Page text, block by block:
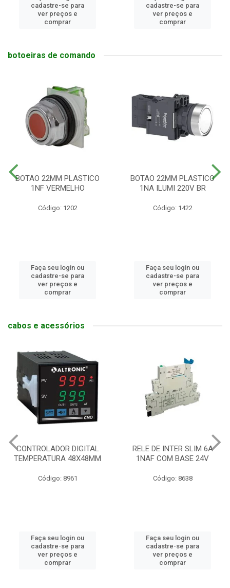
cadastre-se para
ver preços e
comprar
cadastre-se para
ver preços e
comprar
botoeiras de comando
BOTAO 22MM PLASTICO
1NF VERMELHO
Código: 1202
Faça seu login ou
cadastre-se para
ver preços e
comprar
BOTAO 22MM PLASTICO
1NA ILUMI 220V BR
Código: 1422
Faça seu login ou
cadastre-se para
ver preços e
comprar
cabos e acessórios
CONTROLADOR DIGITAL
TEMPERATURA 48X48MM
Código: 8961
Faça seu login ou
cadastre-se para
ver preços e
comprar
RELE DE INTER SLIM 6A
1NAF COM BASE 24V
Código: 8638
Faça seu login ou
cadastre-se para
ver preços e
comprar